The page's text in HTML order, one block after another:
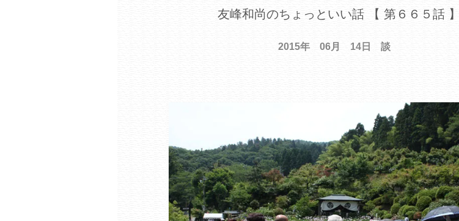
友峰和尚のちょっといい話 【 第６６５話 】
2015年 06月 14日 談